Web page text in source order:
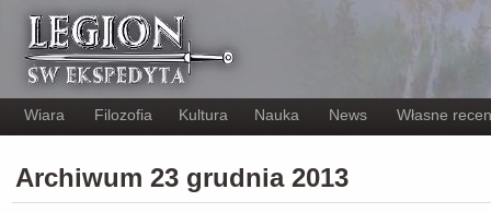
Wiara Filozofia Kultura Nauka News Własne
Archiwum 23 grudnia 2013